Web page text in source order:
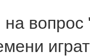
вопрос